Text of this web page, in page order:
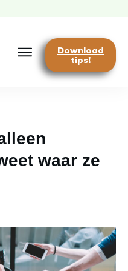
Download
tips!
waar ze